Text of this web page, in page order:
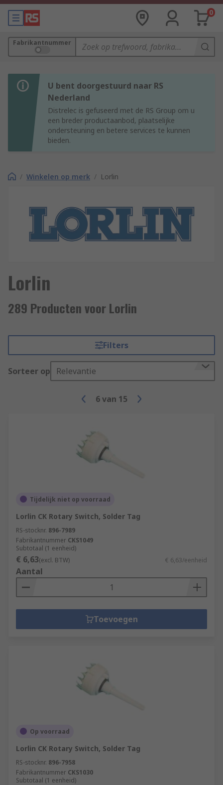
0
Fabrikantnummer
U bent doorgestuurd naar RS
Nederland
Distrelec is gefuseerd met de RS Group om u
een breder productaanbod, plaatselijke
ondersteuning en betere services te kunnen
bieden.
/ Winkelen op merk / Lorlin
Lorlin
289 Producten voor Lorlin
Filters
Sorteer op Relevantie
6van 15
Tijdelijk niet op voorraad
Lorlin CK Rotary Switch, Solder Tag
RS-stocknr. 896-7989
Fabrikantnummer CKS1049
Subtotaal (1 eenheid)
€ 6,63(excl. BTW) € 6,63/eenheid
Aantal
Toevoegen
Op voorraad
Lorlin CK Rotary Switch, Solder Tag
RS-stocknr. 896-7958
Fabrikantnummer CKS1030
Subtotaal (1 eenheid)